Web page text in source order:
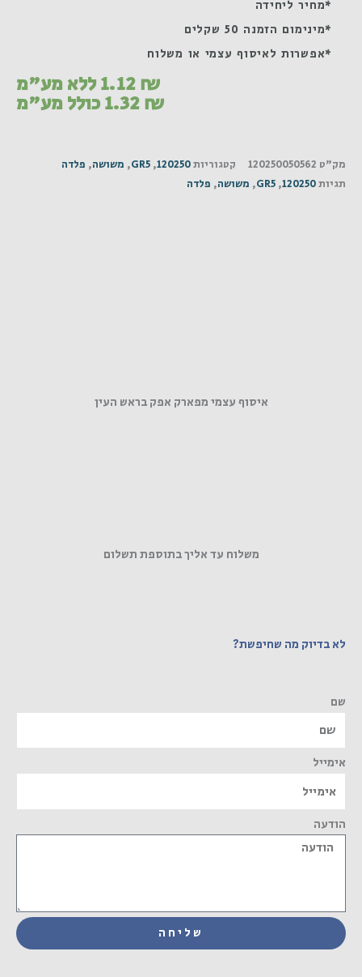
*מחיר ליחידה
*מינימום הזמנה 50 שקלים
*אפשרות לאיסוף עצמי או משלוח
1.12₪ ללא מע"מ
1.32₪ כולל מע"מ
מק"ט 120250050562 קטגוריות120250
,
GR5
, משושה, פלדה
תגיות120250
,
GR5
, משושה, פלדה
איסוף עצמי מפארק אפק בראש העין
משלוח עד אליך בתוספת תשלום
לא בדיוק מה שחיפשת?
שם
אימייל
הודעה
שליחה